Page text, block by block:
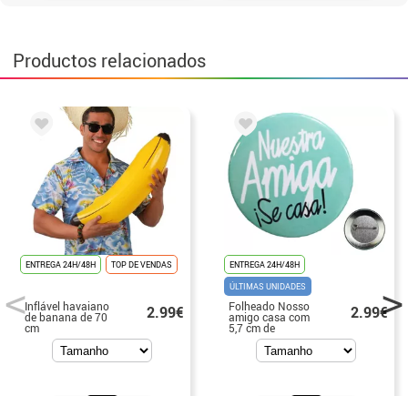
Productos relacionados
ENTREGA 24H/48H TOP DE VENDAS
Inflável havaiano
de banana de 70
cm
2.99€
ENTREGA 24H/48H
ÚLTIMAS UNIDADES
Folheado Nosso
amigo casa com
5,7 cm de
diâmetro
2.99€